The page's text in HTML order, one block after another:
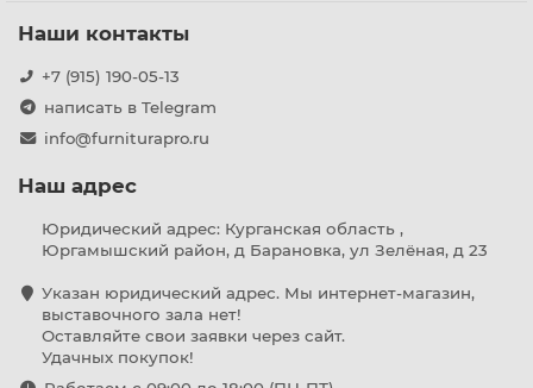
Наши контакты
+7 (915) 190-05-13
написать в Telegram
info@furniturapro.ru
Наш адрес
Юридический адрес: Курганская область ,
Юргамышский район, д Барановка, ул Зелёная, д 23
Указан юридический адрес. Мы интернет-магазин,
выставочного зала нет!
Оставляйте свои заявки через сайт.
Удачных покупок!